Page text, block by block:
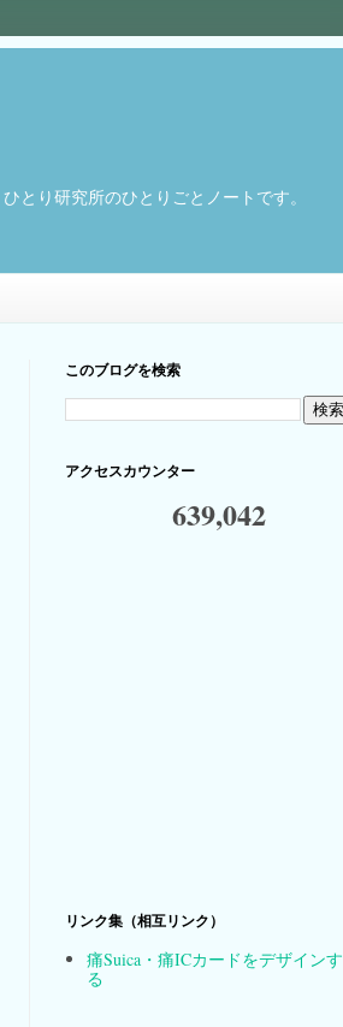
とり研究所のひとりごとノートです。
このブログを検索
アクセスカウンター
639,042
リンク集（相互リンク）
痛Suica・痛ICカードをデザインす
る